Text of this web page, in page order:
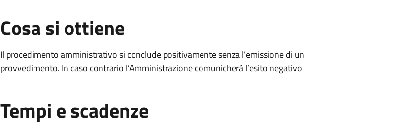
Cosa si ottiene
Il procedimento amministrativo si conclude positivamente senza l’emissione di un
provvedimento. In caso contrario l’Amministrazione comunicherà l’esito negativo.
Tempi e scadenze